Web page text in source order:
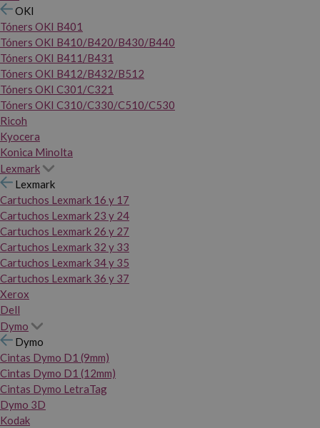
OKI
Tóners OKI B401
Tóners OKI B410/B420/B430/B440
Tóners OKI B411/B431
Tóners OKI B412/B432/B512
Tóners OKI C301/C321
Tóners OKI C310/C330/C510/C530
Ricoh
Kyocera
Konica Minolta
Lexmark
Lexmark
Cartuchos Lexmark 16 y 17
Cartuchos Lexmark 23 y 24
Cartuchos Lexmark 26 y 27
Cartuchos Lexmark 32 y 33
Cartuchos Lexmark 34 y 35
Cartuchos Lexmark 36 y 37
Xerox
Dell
Dymo
Dymo
Cintas Dymo D1 (9mm)
Cintas Dymo D1 (12mm)
Cintas Dymo LetraTag
Dymo 3D
Kodak